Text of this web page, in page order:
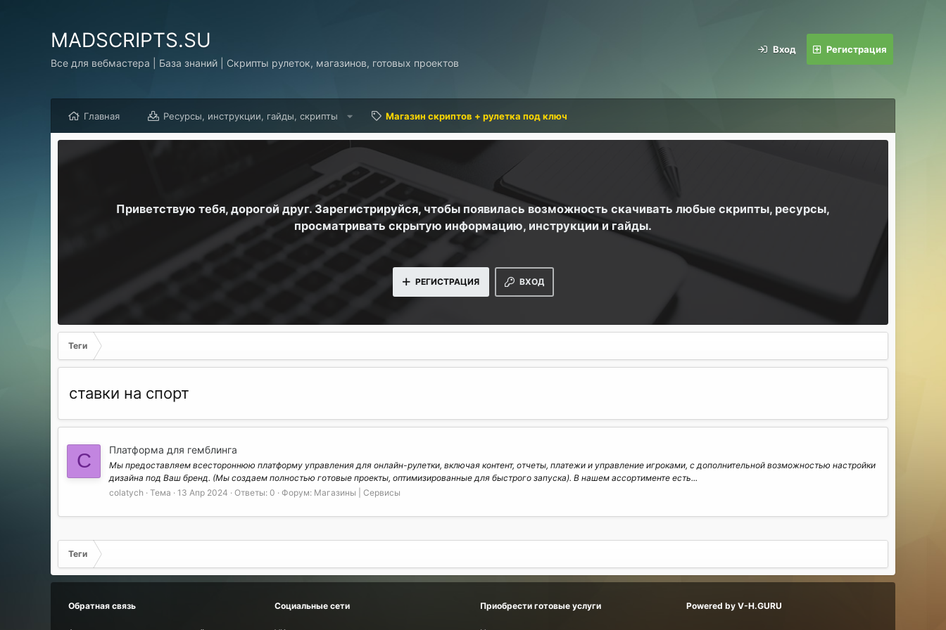
MADSCRIPTS.SU
Все для вебмастера | База знаний | Скрипты рулеток, магазинов, готовых проектов
Вход Регистрация
Главная Ресурсы, инструкции, гайды, скрипты Магазин скриптов + рулетка под ключ
Приветствую тебя, дорогой друг. Зарегистрируйся, чтобы появилась возможность скачивать любые скрипты, ресурсы,
просматривать скрытую информацию, инструкции и гайды.
ВХОД
РЕГИСТРАЦИЯ
Теги
ставки на спорт
C Платформа для гемблинга
Мы предоставляем всестороннюю платформу управления для онлайн-рулетки, включая контент, отчеты, платежи и управление игроками, с дополнительной возможностью настройки
дизайна под Ваш бренд. (Мы создаем полностью готовые проекты, оптимизированные для быстрого запуска). В нашем ассортименте есть...
colatych
Тема 13 Апр 2024 Ответы: 0 Форум: Магазины | Сервисы
Теги
Обратная связь Социальные сети Приобрести готовые услуги Powered by V-H.GURU